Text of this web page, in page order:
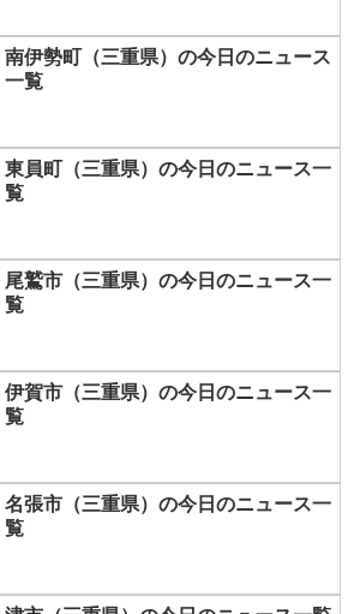
南伊勢町（三重県）の今日のニュース
一覧
東員町（三重県）の今日のニュース一
覧
尾鷲市（三重県）の今日のニュース一
覧
伊賀市（三重県）の今日のニュース一
覧
名張市（三重県）の今日のニュース一
覧